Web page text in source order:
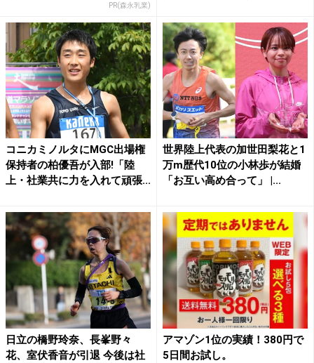
PR(森永乳業)
コニカミノルタにMGC出場権
保持者の柏優吾が入部!「陸
上・社業共に力を入れて頑張...
世界陸上代表の加世田梨花と1
万m歴代10位の小林歩が結婚
「お互い高め合って」 |...
日立の橋野玲奈、長峯野々
花、室伏香音が引退 今後は社
アマゾン1位の実績！380円で
5日間お試し。